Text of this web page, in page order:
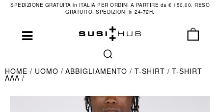
SPEDIZIONE GRATUITA in ITALIA PER ORDINI A PARTIRE da € 150,00. RESO
GRATUITO. SPEDIZIONI in 24-72H.
HOME UOMO ABBIGLIAMENTO T-SHIRT T-SHIRT
AAA